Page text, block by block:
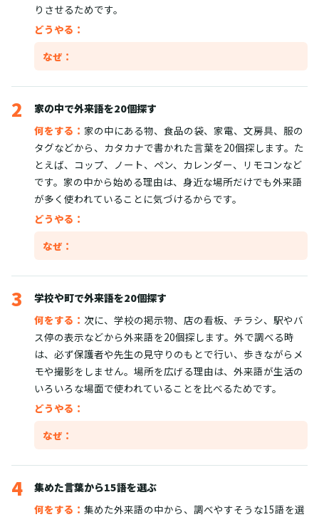
りさせるためです。
どうやる：
なぜ：
2
家の中で外来語を20個探す
何をする： 家の中にある物、食品の袋、家電、文房具、服の
タグなどから、カタカナで書かれた言葉を20個探します。た
とえば、コップ、ノート、ペン、カレンダー、リモコンなど
です。家の中から始める理由は、身近な場所だけでも外来語
が多く使われていることに気づけるからです。
どうやる：
なぜ：
3
学校や町で外来語を20個探す
何をする： 次に、学校の掲示物、店の看板、チラシ、駅やバ
ス停の表示などから外来語を20個探します。外で調べる時
は、必ず保護者や先生の見守りのもとで行い、歩きながらメ
モや撮影をしません。場所を広げる理由は、外来語が生活の
いろいろな場面で使われていることを比べるためです。
どうやる：
なぜ：
4
集めた言葉から15語を選ぶ
何をする： 集めた外来語の中から、調べやすそうな15語を選